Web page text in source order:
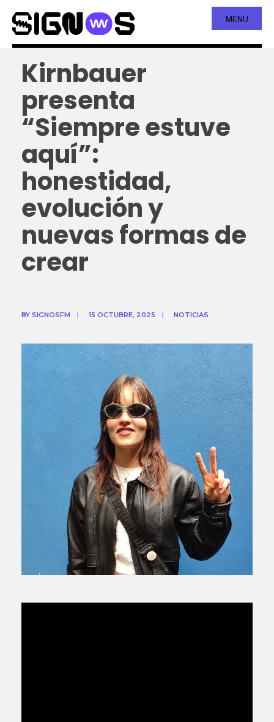
MENU
Kirnbauer
presenta
“Siempre estuve
aquí”:
honestidad,
evolución y
nuevas formas de
crear
BY SIGNOSFM | 15 OCTUBRE, 2025 | NOTICIAS